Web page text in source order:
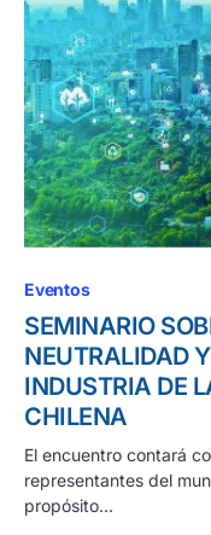
Eventos
SEMINARIO
NEUTRALIDAD
INDUSTRIA DE
CHILENA
El encuentro contará
representantes del
propósito…